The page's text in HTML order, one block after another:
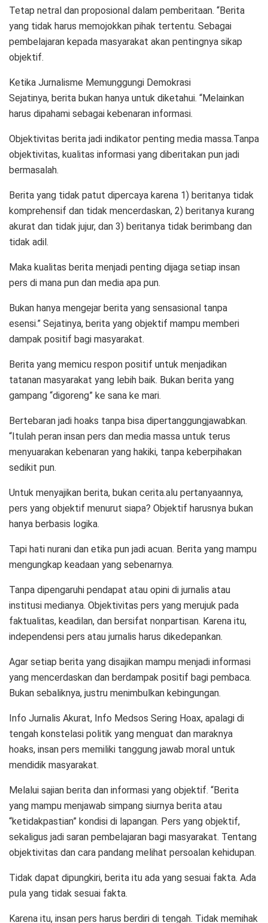
Tetap netral dan proposional dalam pemberitaan. “Berita
yang tidak harus memojokkan pihak tertentu. Sebagai
pembelajaran kepada masyarakat akan pentingnya sikap
objektif.
Ketika Jurnalisme Memunggungi Demokrasi
Sejatinya, berita bukan hanya untuk diketahui. “Melainkan
harus dipahami sebagai kebenaran informasi.
Objektivitas berita jadi indikator penting media massa.Tanpa
objektivitas, kualitas informasi yang diberitakan pun jadi
bermasalah.
Berita yang tidak patut dipercaya karena 1) beritanya tidak
komprehensif dan tidak mencerdaskan, 2) beritanya kurang
akurat dan tidak jujur, dan 3) beritanya tidak berimbang dan
tidak adil.
Maka kualitas berita menjadi penting dijaga setiap insan
pers di mana pun dan media apa pun.
Bukan hanya mengejar berita yang sensasional tanpa
esensi.” Sejatinya, berita yang objektif mampu memberi
dampak positif bagi masyarakat.
Berita yang memicu respon positif untuk menjadikan
tatanan masyarakat yang lebih baik. Bukan berita yang
gampang “digoreng” ke sana ke mari.
Bertebaran jadi hoaks tanpa bisa dipertanggungjawabkan.
“Itulah peran insan pers dan media massa untuk terus
menyuarakan kebenaran yang hakiki, tanpa keberpihakan
sedikit pun.
Untuk menyajikan berita, bukan cerita.alu pertanyaannya,
pers yang objektif menurut siapa? Objektif harusnya bukan
hanya berbasis logika.
Tapi hati nurani dan etika pun jadi acuan. Berita yang mampu
mengungkap keadaan yang sebenarnya.
Tanpa dipengaruhi pendapat atau opini di jurnalis atau
institusi medianya. Objektivitas pers yang merujuk pada
faktualitas, keadilan, dan bersifat nonpartisan. Karena itu,
independensi pers atau jurnalis harus dikedepankan.
Agar setiap berita yang disajikan mampu menjadi informasi
yang mencerdaskan dan berdampak positif bagi pembaca.
Bukan sebaliknya, justru menimbulkan kebingungan.
Info Jurnalis Akurat, Info Medsos Sering Hoax, apalagi di
tengah konstelasi politik yang menguat dan maraknya
hoaks, insan pers memiliki tanggung jawab moral untuk
mendidik masyarakat.
Melalui sajian berita dan informasi yang objektif. “Berita
yang mampu menjawab simpang siurnya berita atau
“ketidakpastian” kondisi di lapangan. Pers yang objektif,
sekaligus jadi saran pembelajaran bagi masyarakat. Tentang
objektivitas dan cara pandang melihat persoalan kehidupan.
Tidak dapat dipungkiri, berita itu ada yang sesuai fakta. Ada
pula yang tidak sesuai fakta.
Karena itu, insan pers harus berdiri di tengah. Tidak memihak